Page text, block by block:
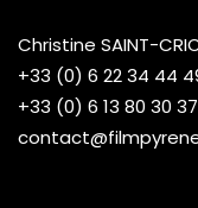
Christine SAINT-
+33 (0) 6 22 34 44
+33 (0) 6 13 80 30 37